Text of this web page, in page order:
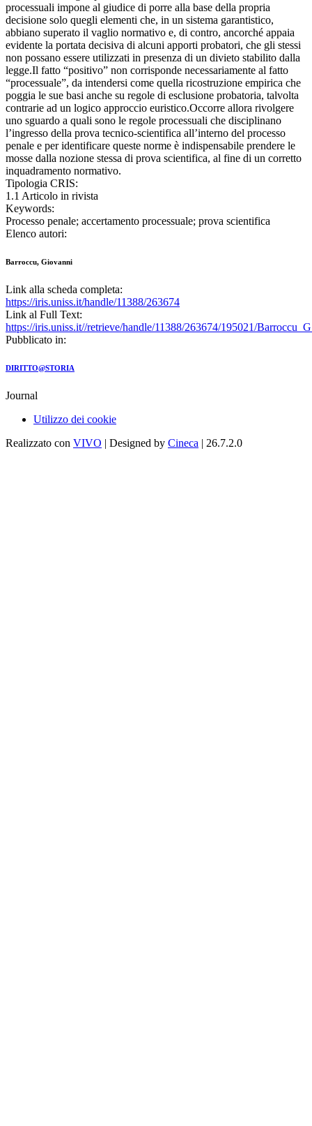
processuali impone al giudice di porre alla base della propria
decisione solo quegli elementi che, in un sistema garantistico,
abbiano superato il vaglio normativo e, di contro, ancorché appaia
evidente la portata decisiva di alcuni apporti probatori, che gli stessi
non possano essere utilizzati in presenza di un divieto stabilito dalla
legge.Il fatto “positivo” non corrisponde necessariamente al fatto
“processuale”, da intendersi come quella ricostruzione empirica che
poggia le sue basi anche su regole di esclusione probatoria, talvolta
contrarie ad un logico approccio euristico.Occorre allora rivolgere
uno sguardo a quali sono le regole processuali che disciplinano
l’ingresso della prova tecnico-scientifica all’interno del processo
penale e per identificare queste norme è indispensabile prendere le
mosse dalla nozione stessa di prova scientifica, al fine di un corretto
inquadramento normativo.
Tipologia CRIS:
1.1 Articolo in rivista
Keywords:
Processo penale; accertamento processuale; prova scientifica
Elenco autori:
Barroccu, Giovanni
Link alla scheda completa:
https://iris.uniss.it/handle/11388/263674
Link al Full Text:
https://iris.uniss.it//retrieve/handle/11388/263674/195021/
Pubblicato in:
DIRITTO@STORIA
Journal
Utilizzo dei cookie
Realizzato con VIVO | Designed by Cineca | 26.7.2.0